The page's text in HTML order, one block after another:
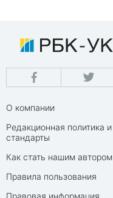
О компании
Редакционная политика и
стандарты
Как стать нашим автором
Правила пользования
Правовая информация